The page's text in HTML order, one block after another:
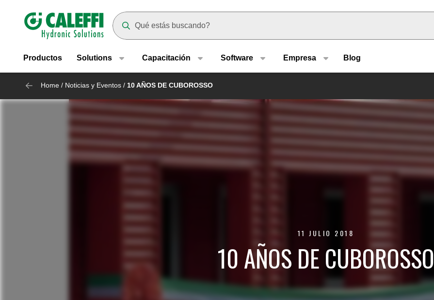
Header main navigation
Productos Solutions Capacitación Software Empresa Blog
Home / Noticias y Eventos / 10 AÑOS DE CUBOROSSO
11 JULIO 2018
10 AÑOS DE CUBOROSSO